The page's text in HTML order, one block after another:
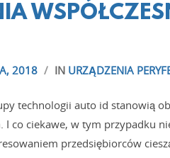
2018 / IN URZĄDZENIA
technologii auto id stanowią
I co ciekawe, w tym przypadku
przedsiębiorców